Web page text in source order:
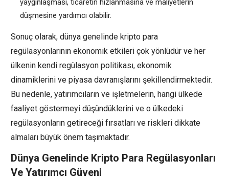
yaygınlaşması, ticaretin hızlanmasına ve maliyetlerin
düşmesine yardımcı olabilir.
Sonuç olarak, dünya genelinde kripto para
regülasyonlarının ekonomik etkileri çok yönlüdür ve her
ülkenin kendi regülasyon politikası, ekonomik
dinamiklerini ve piyasa davranışlarını şekillendirmektedir.
Bu nedenle, yatırımcıların ve işletmelerin, hangi ülkede
faaliyet göstermeyi düşündüklerini ve o ülkedeki
regülasyonların getireceği fırsatları ve riskleri dikkate
almaları büyük önem taşımaktadır.
Dünya Genelinde Kripto Para Regülasyonları
Ve Yatırımcı Güveni